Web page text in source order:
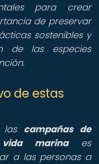
para crear
de preservar
sostenibles y
de las especies
de estas
las campañas de
vida marinaes
a las personas a